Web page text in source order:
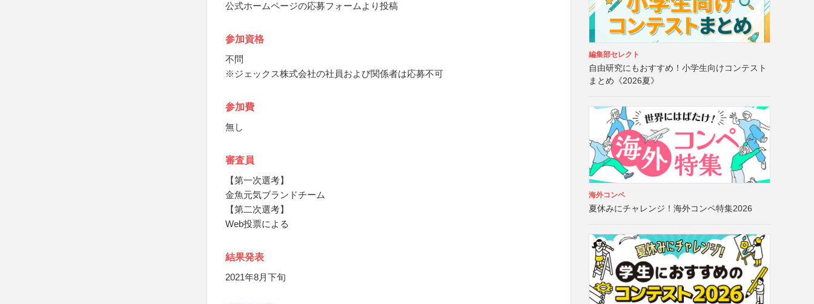
公式ホームページの応募フォームより投稿
参加資格
不問
※ジェックス株式会社の社員および関係者は応募不可
参加費
無し
審査員
【第一次選考】
金魚元気ブランドチーム
【第二次選考】
Web投票による
結果発表
2021年8月下旬
編集部セレクト
自由研究にもおすすめ！小学生向けコンテスト
まとめ《2026夏》
海外コンペ
夏休みにチャレンジ！海外コンペ特集2026